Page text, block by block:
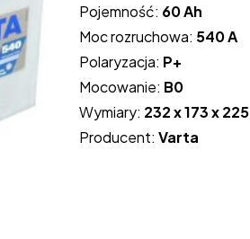
Pojemność: 60 Ah
Moc rozruchowa: 540 A
Polaryzacja: P+
Mocowanie: B0
Wymiary: 232 x 173 x 225
Producent:Varta